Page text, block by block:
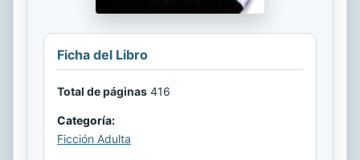
Ficha del Libro
Total de páginas 416
Categoría:
Ficción Adulta